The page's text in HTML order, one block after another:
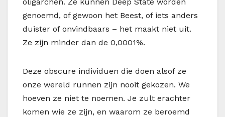
genoemd, of gewoon het Beest, of iets anders
duister of onvindbaars – het maakt niet uit.
Ze zijn minder dan de 0,0001%.
Deze obscure individuen die doen alsof ze
onze wereld runnen zijn nooit gekozen. We
hoeven ze niet te noemen. Je zult erachter
komen wie ze zijn, en waarom ze beroemd